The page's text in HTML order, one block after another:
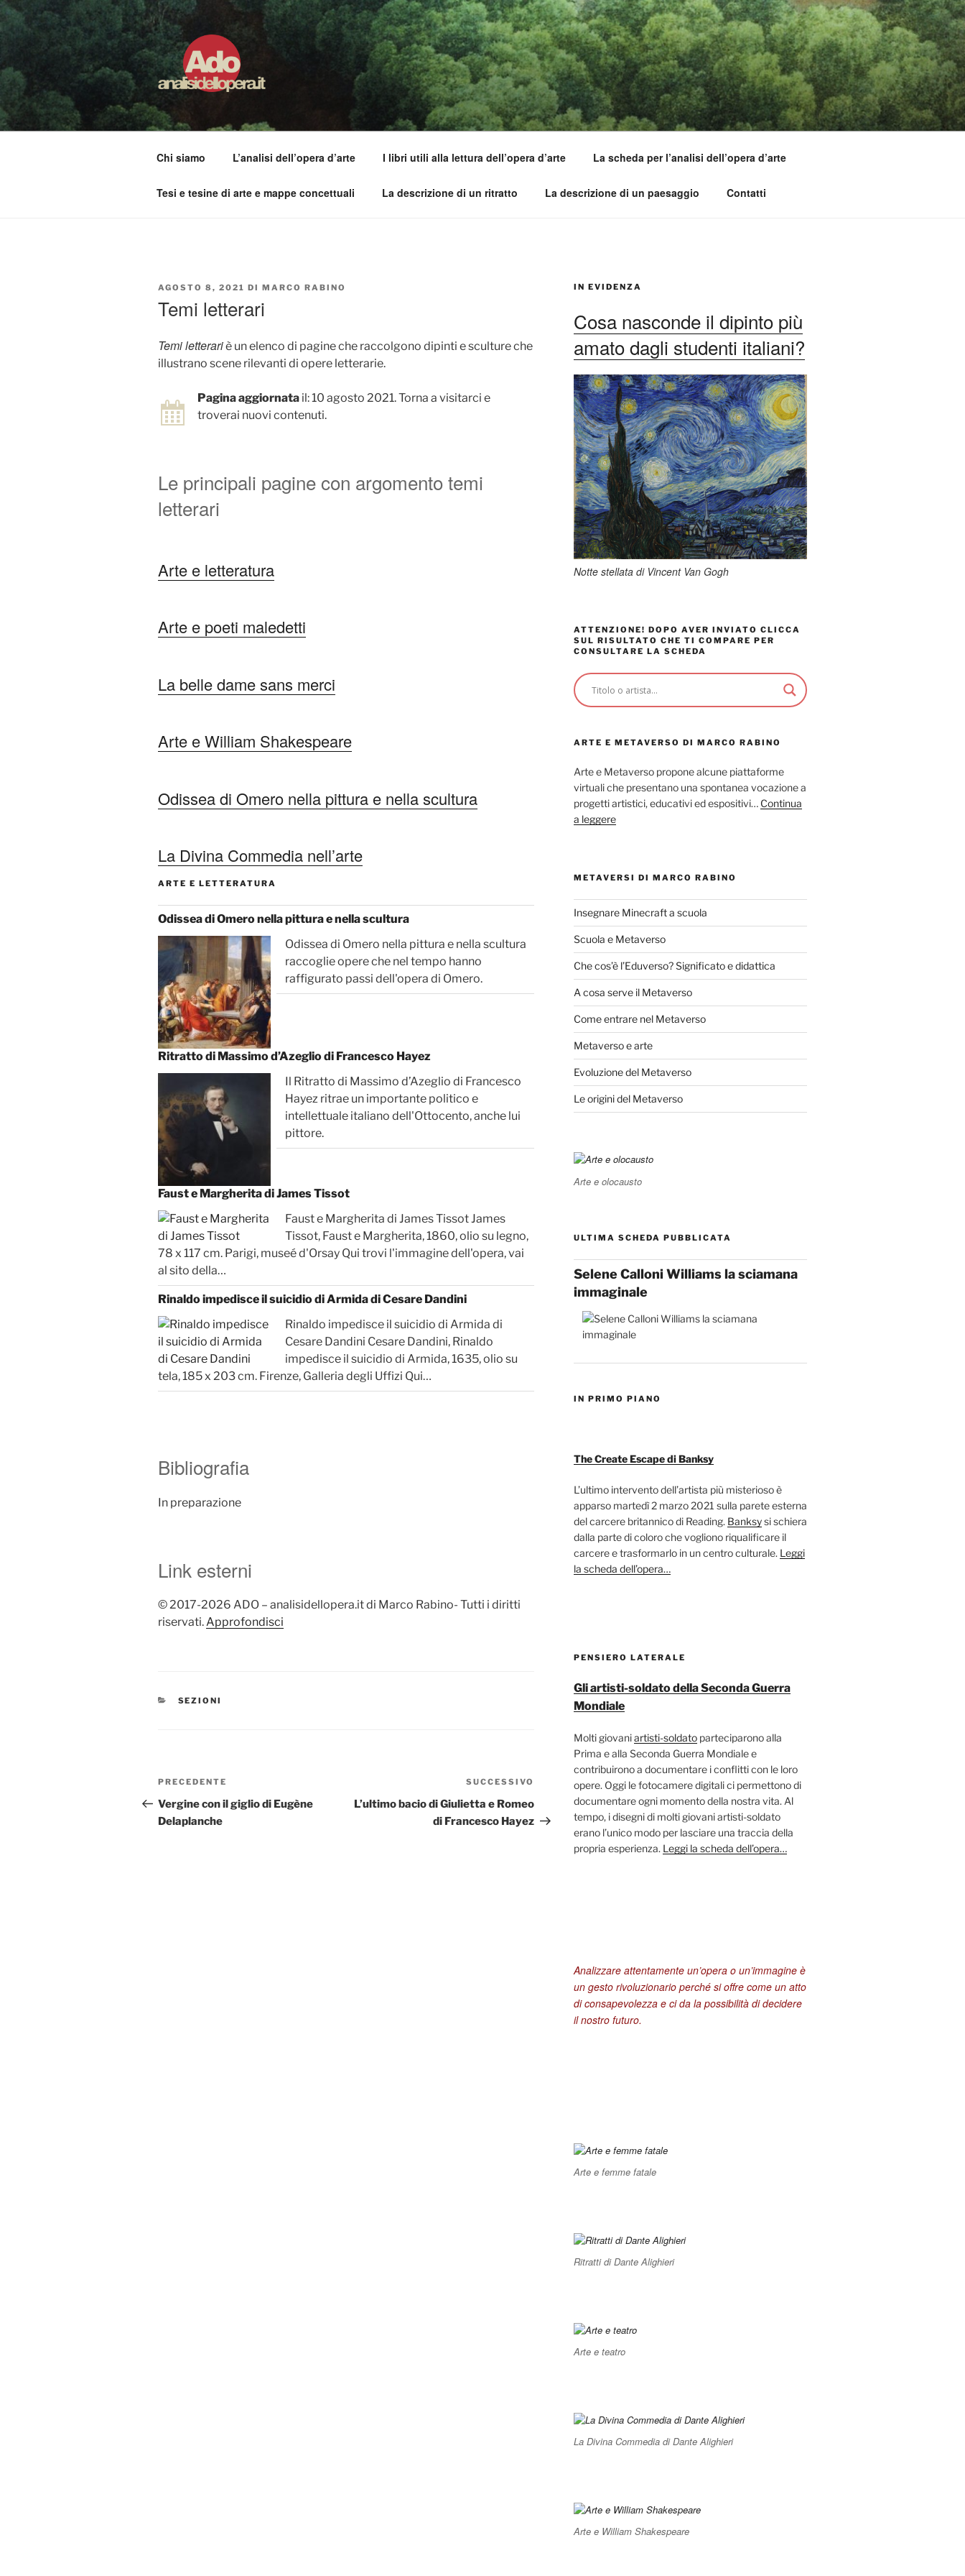
Salta
al
contenuto
ADO ANALISI DELL'OPERA
Osservare le opere d'arte per capirle e imparare ad amarle
Chi siamo L’analisi dell’opera d’arte I libri utili alla lettura dell’opera d’arte La scheda per l’analisi dell’opera d’arte
Tesi e tesine di arte e mappe concettuali La descrizione di un ritratto La descrizione di un paesaggio Contatti
PUBBLICATO
AGOSTO 8, 2021 DI MARCO RABINO
Temi letterari
Temi letterariè un elenco di pagine che raccolgono dipinti e sculture che
illustrano scene rilevanti di opere letterarie.
Pagina aggiornata il: 10 agosto 2021. Torna a visitarci e
troverai nuovi contenuti.
Le principali pagine con argomento temi
letterari
Arte e letteratura
Arte e poeti maledetti
La belle dame sans merci
Arte e William Shakespeare
Odissea di Omero nella pittura e nella scultura
La Divina Commedia nell’arte
ARTE E LETTERATURA
Odissea di Omero nella pittura e nella scultura
Odissea di Omero nella pittura e nella scultura
raccoglie opere che nel tempo hanno
raffigurato passi dell'opera di Omero.
Ritratto di Massimo d’Azeglio di Francesco Hayez
Il Ritratto di Massimo d’Azeglio di Francesco
Hayez ritrae un importante politico e
intellettuale italiano dell'Ottocento, anche lui
pittore.
Faust e Margherita di James Tissot
Faust e Margherita di James Tissot James
Tissot, Faust e Margherita, 1860, olio su legno,
78 x 117 cm. Parigi, museé d'Orsay Qui trovi l'immagine dell'opera, vai
al sito della…
Rinaldo impedisce il suicidio di Armida di Cesare Dandini
Rinaldo impedisce il suicidio di Armida di
Cesare Dandini Cesare Dandini, Rinaldo
impedisce il suicidio di Armida, 1635, olio su
tela, 185 x 203 cm. Firenze, Galleria degli Uffizi Qui…
Bibliografia
In preparazione
Link esterni
© 2017-2026 ADO – analisidellopera.it di Marco Rabino- Tutti i diritti
riservati.Approfondisci
CATEGORIE
SEZIONI
Navigazione
articoli
Articolo
precedente:
PRECEDENTE
Vergine con il giglio di Eugène
Delaplanche
Articolo
successivo
SUCCESSIVO
L’ultimo bacio di Giulietta e Romeo
di Francesco Hayez
IN EVIDENZA
Cosa nasconde il dipinto più
amato dagli studenti italiani?
Notte stellata di Vincent Van Gogh
ATTENZIONE! DOPO AVER INVIATO CLICCA
SUL RISULTATO CHE TI COMPARE PER
CONSULTARE LA SCHEDA
ARTE E METAVERSO DI MARCO RABINO
Arte e Metaverso propone alcune piattaforme
virtuali che presentano una spontanea vocazione a
progetti artistici, educativi ed espositivi… Continua
a leggere
METAVERSI DI MARCO RABINO
Insegnare Minecraft a scuola
Scuola e Metaverso
Che cos’è l’Eduverso? Significato e didattica
A cosa serve il Metaverso
Come entrare nel Metaverso
Metaverso e arte
Evoluzione del Metaverso
Le origini del Metaverso
Arte e olocausto
ULTIMA SCHEDA PUBBLICATA
Selene Calloni Williams la sciamana
immaginale
IN PRIMO PIANO
The Create Escape di Banksy
L’ultimo intervento dell’artista più misterioso è
apparso martedì 2 marzo 2021 sulla parete esterna
del carcere britannico di Reading. Banksysi schiera
dalla parte di coloro che vogliono riqualificare il
carcere e trasformarlo in un centro culturale. Leggi
la scheda dell’opera…
PENSIERO LATERALE
Gli artisti-soldato della Seconda Guerra
Mondiale
Molti giovaniartisti-soldatoparteciparono alla
Prima e alla Seconda Guerra Mondiale e
contribuirono a documentare i conflitti con le loro
opere. Oggi le fotocamere digitali ci permettono di
documentare ogni momento della nostra vita. Al
tempo, i disegni di molti giovani artisti-soldato
erano l’unico modo per lasciare una traccia della
propria esperienza. Leggi la scheda dell’opera…
Analizzare attentamente un’opera o un’immagine è
un gesto rivoluzionario perché si offre come un atto
di consapevolezza e ci da la possibilità di decidere
il nostro futuro.
Arte e femme fatale
Ritratti di Dante Alighieri
Arte e teatro
La Divina Commedia di Dante Alighieri
Arte e William Shakespeare